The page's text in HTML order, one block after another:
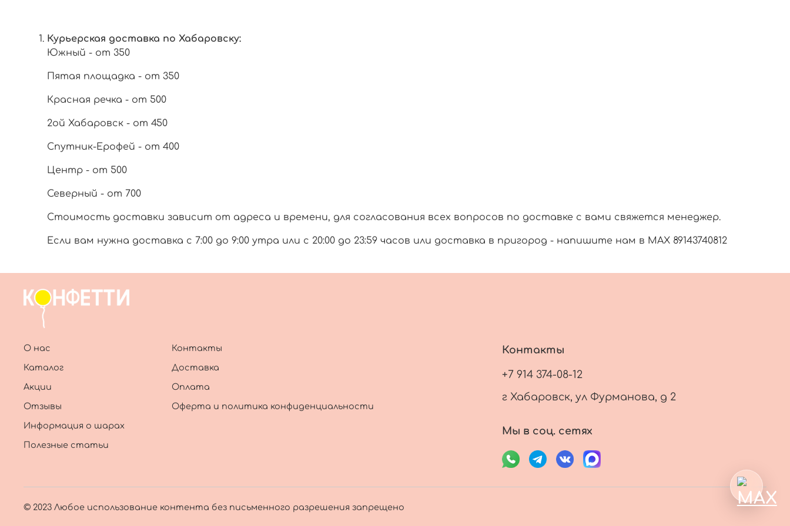
Курьерская доставка по Хабаровску:
Южный - от 350
Пятая площадка - от 350
Красная речка - от 500
2ой Хабаровск - от 450
Спутник-Ерофей - от 400
Центр - от 500
Северный - от 700
Стоимость доставки зависит от адреса и времени, для согласования всех вопросов по доставке с вами свяжется менеджер.
Если вам нужна доставка с 7:00 до 9:00 утра или с 20:00 до 23:59 часов или доставка в пригород - напишите нам в МАХ 89143740812
О нас
Каталог
Акции
Отзывы
Информация о шарах
Полезные статьи
Контакты
Доставка
Оплата
Оферта и политика конфиденциальности
Контакты
+7 914 374-08-12
г Хабаровск, ул Фурманова, д 2
Мы в соц. сетях
© 2023 Любое использование контента без письменного разрешения запрещено